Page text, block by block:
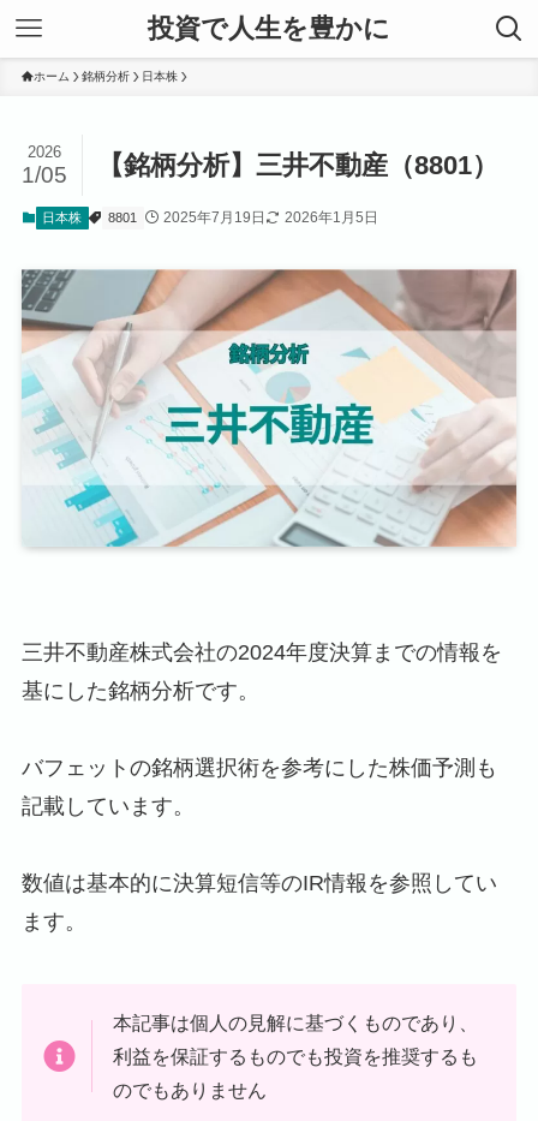
投資で人生を豊かに
ホーム 銘柄分析 日本株
【銘柄分析】三井不動産（8801）
2026
1/05
日本株 8801 2025年7月19日 2026年1月5日
三井不動産株式会社の2024年度決算までの情報を
基にした銘柄分析です。
バフェットの銘柄選択術を参考にした株価予測も
記載しています。
数値は基本的に決算短信等のIR情報を参照してい
ます。
本記事は個人の見解に基づくものであり、
利益を保証するものでも投資を推奨するも
のでもありません